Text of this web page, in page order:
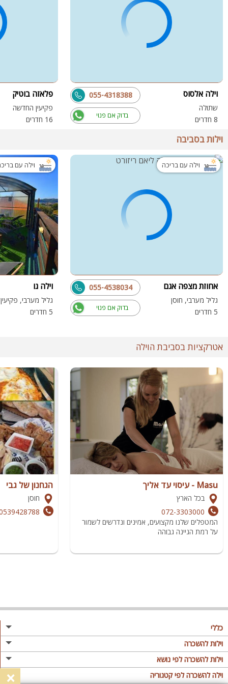
וילה אלסוס
שתולה
8 חדרים
בדוק אם פנוי
055-4318388 פלאזה בוטיק
פקיעין החדשה
16 חדרים
וילות בסביבה
וילה עם בריכה
אחוזת מצפה אגם
גליל מערבי, חוסן
5 חדרים
בדוק אם פנוי
055-4538034
וילה עם
וילה גו
גליל מערבי,
5 חדרים
אטרקציות בסביבת הוילה
Masu - עיסוי עד אליך
בכל הארץ
072-3303000
המטפלים שלנו מקצועים, אמינים ונדרשים לשמור
על רמת הגיינה גבוהה
הגחנון של גבי
חוסן
כללי
מגזין
פרסום באתר
תקנון
וילות להשכרה
וילות בצפון
וילות במרכז
וילות להשכרה לפי נושא
וילה לזוגות
וילה להשכרה לפי קטגוריה ×